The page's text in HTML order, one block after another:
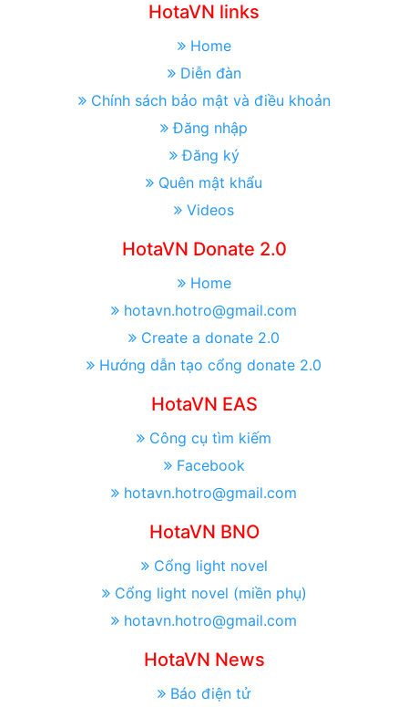
HotaVN links
Home
Diễn đàn
Chính sách bảo mật và điều khoản
Đăng nhập
Đăng ký
Quên mật khẩu
Videos
HotaVN Donate 2.0
Home
hotavn.hotro@gmail.com
Create a donate 2.0
Hướng dẫn tạo cổng donate 2.0
HotaVN EAS
Công cụ tìm kiếm
Facebook
hotavn.hotro@gmail.com
HotaVN BNO
Cổng light novel
Cổng light novel (miền phụ)
hotavn.hotro@gmail.com
HotaVN News
Báo điện tử